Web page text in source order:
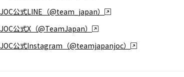
JOC公式LINE（@team_japan）
JOC公式X（@TeamJapan）
JOC公式Instagram（@teamjapanjoc）